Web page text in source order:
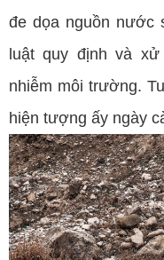
đe dọa nguồn nước
luật quy định và
nhiễm môi trường.
hiện tượng ấy ngày